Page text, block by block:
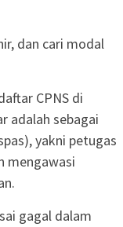
dan cari modal
CPNS di
adalah sebagai
yakni petugas
mengawasi
gagal dalam